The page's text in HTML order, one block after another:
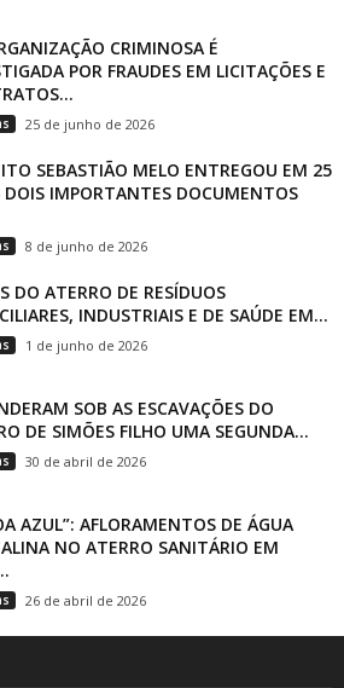
CRIMINOSA É
POR FRAUDES EM LICITAÇÕES E
25 de junho de 2026
SEBASTIÃO MELO ENTREGOU EM 25
DOIS IMPORTANTES DOCUMENTOS
8 de junho de 2026
DO ATERRO DE RESÍDUOS
INDUSTRIAIS E DE SAÚDE EM...
1 de junho de 2026
SOB AS ESCAVAÇÕES DO
DE SIMÕES FILHO UMA SEGUNDA...
30 de abril de 2026
AZUL”: AFLORAMENTOS DE ÁGUA
NO ATERRO SANITÁRIO EM
26 de abril de 2026